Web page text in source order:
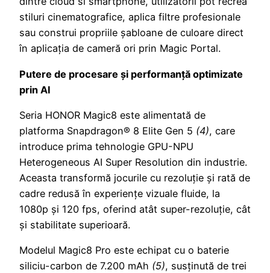
stiluri cinematografice, aplica filtre profesionale
sau construi propriile șabloane de culoare direct
în aplicația de cameră ori prin Magic Portal.
Putere de procesare și performanță optimizate
prin AI
Seria HONOR Magic8 este alimentată de
platforma Snapdragon® 8 Elite Gen 5 (4), care
introduce prima tehnologie GPU-NPU
Heterogeneous AI Super Resolution din industrie.
Aceasta transformă jocurile cu rezoluție și rată de
cadre redusă în experiențe vizuale fluide, la
1080p și 120 fps, oferind atât super-rezoluție, cât
și stabilitate superioară.
Modelul Magic8 Pro este echipat cu o baterie
siliciu-carbon de 7.200 mAh (5), susținută de trei